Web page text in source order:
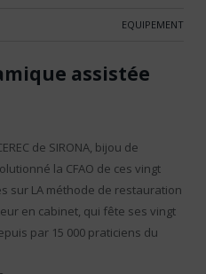
EQUIPEMENT
assistée
de SIRONA, bijou de
la CFAO de ces vingt
sur LA méthode de restauration
en cabinet, qui fête ses vingt
par 15 000 praticiens du